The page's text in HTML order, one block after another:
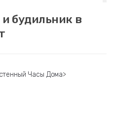
будильник в
Часы Дома>